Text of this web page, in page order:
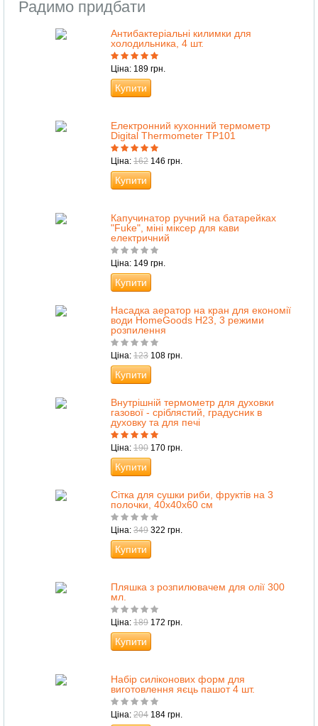
Радимо придбати
Антибактеріальні килимки для
холодильника, 4 шт.
Ціна: 189 грн.
Купити
Електронний кухонний термометр
Digital Thermometer TP101
Ціна: 162 146 грн.
Купити
Капучинатор ручний на батарейках
"Fuke", міні міксер для кави
електричний
Ціна: 149 грн.
Купити
Насадка аератор на кран для економії
води HomeGoods H23, 3 режими
розпилення
Ціна: 123 108 грн.
Купити
Внутрішній термометр для духовки
газової - сріблястий, градусник в
духовку та для печі
Ціна: 190 170 грн.
Купити
Сітка для сушки риби, фруктів на 3
полочки, 40х40х60 см
Ціна: 349 322 грн.
Купити
Пляшка з розпилювачем для олії 300
мл.
Ціна: 189 172 грн.
Купити
Набір силіконових форм для
виготовлення яєць пашот 4 шт.
Ціна: 204 184 грн.